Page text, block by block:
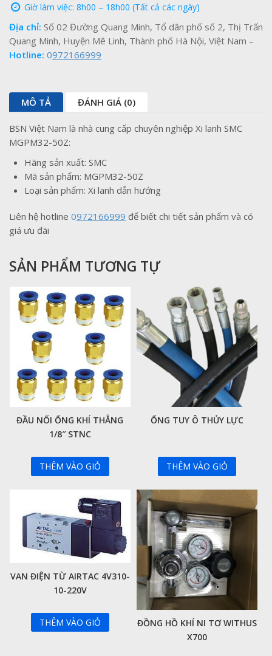
Giờ làm việc: 8h00 – 18h00 (Tất cả các ngày)
Địa chỉ: Số 02 Đường Quang Minh, Tổ dân phố số 2, Thị Trấn
Quang Minh, Huyện Mê Linh, Thành phố Hà Nội, Việt Nam –
Hotline: 0972166999
MÔ TẢ ĐÁNH GIÁ (0)
BSN Việt Nam là nhà cung cấp chuyên nghiệp Xi lanh SMC
MGPM32-50Z:
Hãng sản xuất: SMC
Mã sản phẩm: MGPM32-50Z
Loại sản phẩm: Xi lanh dẫn hướng
Liên hệ hotline 0972166999 để biết chi tiết sản phẩm và có
giá ưu đãi
SẢN PHẨM TƯƠNG TỰ
ĐẦU NỐI ỐNG KHÍ THẲNG
1/8″ STNC
THÊM VÀO GIỎ
ỐNG TUY Ô THỦY LỰC
THÊM VÀO GIỎ
VAN ĐIỆN TỪ AIRTAC 4V310-
10-220V
THÊM VÀO GIỎ
ĐỒNG HỒ KHÍ NI TƠ WITHUS
X700